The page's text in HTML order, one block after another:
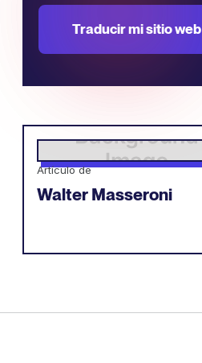
Traducir mi sitio web
Artículo de
Walter Masseroni